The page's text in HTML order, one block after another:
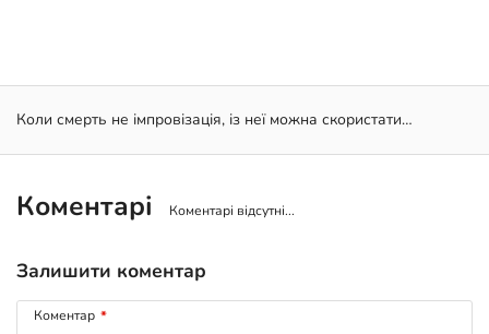
Коли смерть не імпровізація, із неї можна скористати…
Коментарі Коментарі відсутні...
Залишити коментар
Коментар *